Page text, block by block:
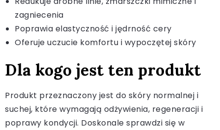
zagniecenia
Poprawia elastyczność i jędrność cery
Oferuje uczucie komfortu i wypoczętej skóry
Dla kogo jest ten produkt
Produkt przeznaczony jest do skóry normalnej i
suchej, które wymagają odżywienia, regeneracji i
poprawy kondycji. Doskonale sprawdzi się w